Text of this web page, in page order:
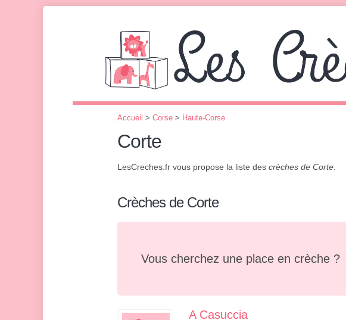
Accueil > Corse > Haute-Corse
Corte
LesCreches.fr vous propose la liste des crèches de Corte
Crèches de Corte
Vous cherchez une place en crèche ?
A Casuccia